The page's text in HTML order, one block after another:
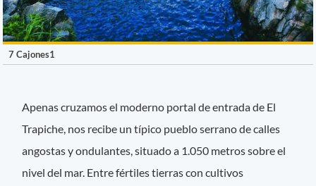
7 Cajones1
Apenas cruzamos el moderno portal de entrada de El
Trapiche, nos recibe un típico pueblo serrano de calles
angostas y ondulantes, situado a 1.050 metros sobre el
nivel del mar. Entre fértiles tierras con cultivos